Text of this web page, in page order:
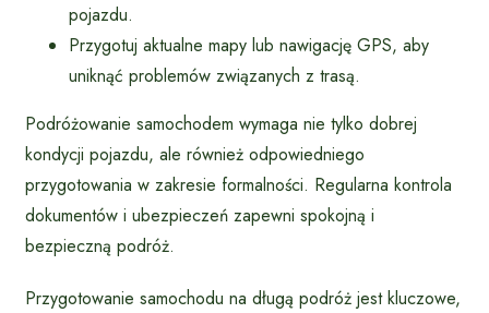
pojazdu.
Przygotuj aktualne mapy lub nawigację GPS, aby
uniknąć problemów związanych z trasą.
Podróżowanie samochodem wymaga nie tylko dobrej
kondycji pojazdu, ale również odpowiedniego
przygotowania w zakresie formalności. Regularna kontrola
dokumentów i ubezpieczeń zapewni spokojną i
bezpieczną podróż.
Przygotowanie samochodu na długą podróż jest kluczowe,